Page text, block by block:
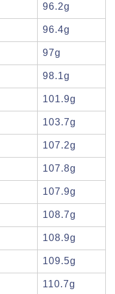
96.2g
96.4g
97g
98.1g
101.9g
103.7g
107.2g
107.8g
107.9g
108.7g
108.9g
109.5g
110.7g